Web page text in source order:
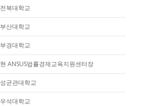
전북대학교
부산대학교
부경대학교
현 ANSUS법률경제교육지원센터장
성균관대학교
우석대학교